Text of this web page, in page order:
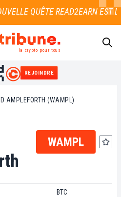
la crypto pour tous
REJOINDRE
AMPLEFORTH (WAMPL)
WAMPL
BTC